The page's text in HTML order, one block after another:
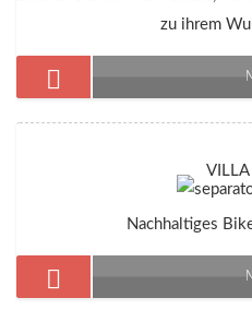
zu ihrem
VILLA
Nachhaltiges